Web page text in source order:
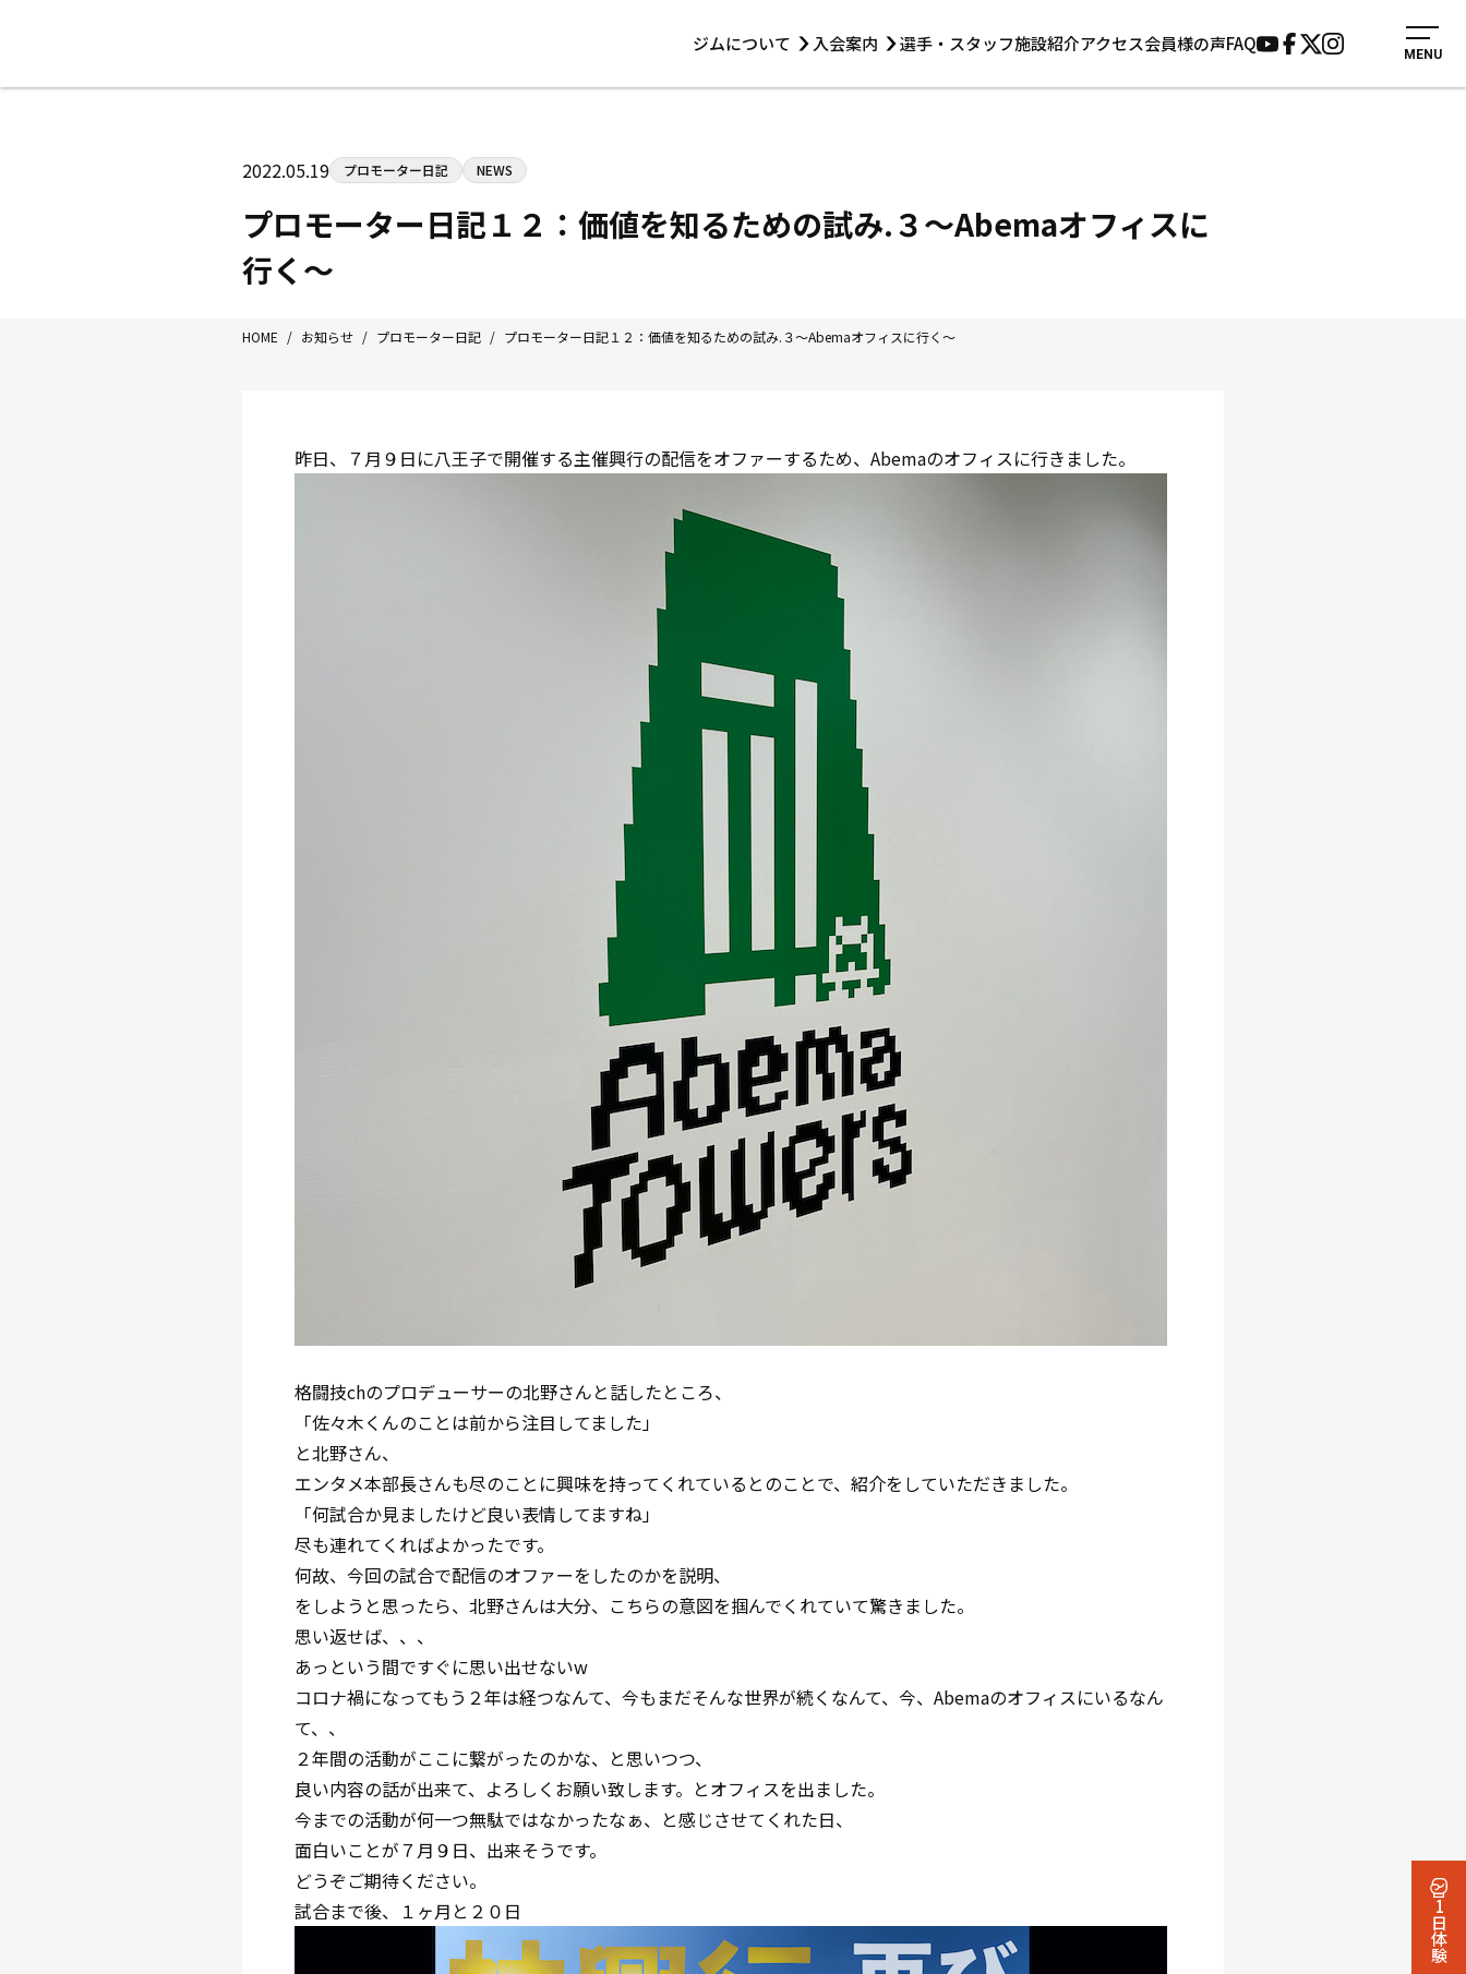
1日体験
ジムについて 入会案内 選手・スタッフ施設紹介アクセス会員様の声FAQ MENU
Tel/Fax：042-622-7222
選手・スタッフ
アクセス
2022.05.19 プロモーター日記 NEWS
プロモーター日記１２：価値を知るための試み.３〜Abemaオフィスに
行く〜
HOME / お知らせ / プロモーター日記 / プロモーター日記１２：価値を知るための試み.３〜Abemaオフィスに行く〜
昨日、７月９日に八王子で開催する主催興行の配信をオファーするため、Abemaのオフィスに行きました。
格闘技chのプロデューサーの北野さんと話したところ、
「佐々木くんのことは前から注目してました」
と北野さん、
エンタメ本部長さんも尽のことに興味を持ってくれているとのことで、紹介をしていただきました。
「何試合か見ましたけど良い表情してますね」
尽も連れてくればよかったです。
何故、今回の試合で配信のオファーをしたのかを説明、
をしようと思ったら、北野さんは大分、こちらの意図を掴んでくれていて驚きました。
思い返せば、、、
あっという間ですぐに思い出せないw
コロナ禍になってもう２年は経つなんて、今もまだそんな世界が続くなんて、今、Abemaのオフィスにいるなん
て、、
２年間の活動がここに繋がったのかな、と思いつつ、
良い内容の話が出来て、よろしくお願い致します。とオフィスを出ました。
今までの活動が何一つ無駄ではなかったなぁ、と感じさせてくれた日、
面白いことが７月９日、出来そうです。
どうぞご期待ください。
試合まで後、１ヶ月と２０日